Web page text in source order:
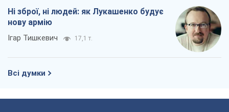
Ні зброї, ні людей: як Лукашенко будує
нову армію
Ігар Тишкевич 17,1 т.
Всі думки